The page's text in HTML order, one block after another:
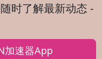
时了解最新动态 -
加速器App